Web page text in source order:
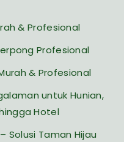
& Profesional
Profesional
& Profesional
untuk Hunian,
Hotel
Solusi Taman Hijau